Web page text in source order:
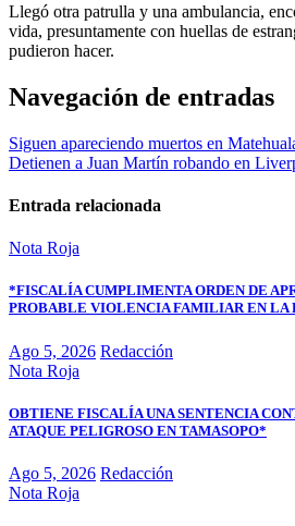
Llegó otra patrulla y una ambulancia,
vida, presuntamente con huellas de
pudieron hacer.
Navegación de entradas
Siguen apareciendo muertos en
Detienen a Juan Martín robando en
Entrada relacionada
Nota Roja
*FISCALÍA CUMPLIMENTA ORDEN DE
PROBABLE VIOLENCIA FAMILIAR EN LA
Ago 5, 2026 Redacción
Nota Roja
OBTIENE FISCALÍA UNA SENTENCIA
ATAQUE PELIGROSO EN TAMASOPO*
Ago 5, 2026 Redacción
Nota Roja